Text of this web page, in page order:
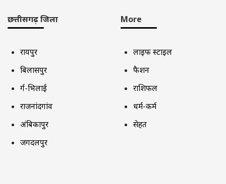
छत्तीसगढ़ जिला
रायपुर
बिलासपुर
दुर्ग-भिलाई
राजनांदगांव
अंबिकापुर
जगदलपुर
More
लाइफ स्टाइल
फैशन
राशिफल
धर्म-कर्म
सेहत